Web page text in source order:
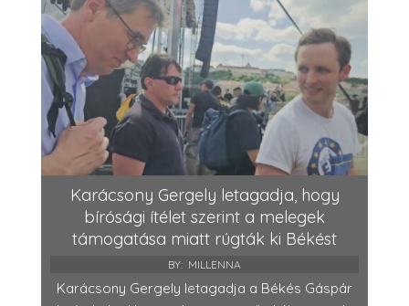
Karácsony Gergely letagadja, hogy
bírósági ítélet szerint a melegek
támogatása miatt rúgták ki Békést
BY: MILLENNA
Karácsony Gergely letagadja a Békés Gáspár